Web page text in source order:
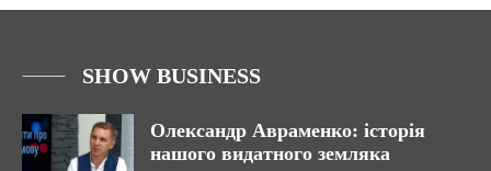
SHOW BUSINESS
Олександр Авраменко: історія
нашого видатного земляка